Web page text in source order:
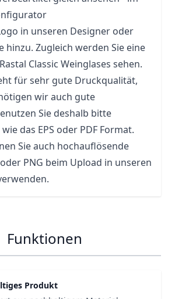
in unseren Designer oder
hinzu. Zugleich werden Sie eine
Classic Weinglases sehen.
für sehr gute Druckqualität,
wir auch gute
Sie deshalb bitte
das EPS oder PDF Format.
Sie auch hochauflösende
PNG beim Upload in unseren
Funktionen
Produkt